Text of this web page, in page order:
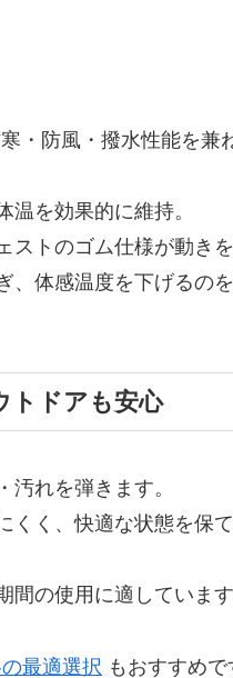
・防風・撥水性能を兼
を効果的に維持。
トのゴム仕様が動きを
体感温度を下げるのを
トドアも安心
れを弾きます。
く、快適な状態を保
の使用に適しています
最適選択 もおすすめで